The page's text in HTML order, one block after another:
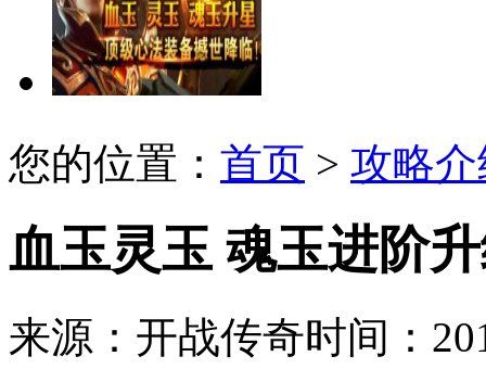
您的位置： 首页 > 攻略
血玉灵玉 魂玉进阶
来源：开战传奇时间：